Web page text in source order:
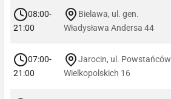
08:00-
21:00
Bielawa, ul. gen.
Władysława Andersa 44
07:00-
21:00
Jarocin, ul. Powstańców
Wielkopolskich 16